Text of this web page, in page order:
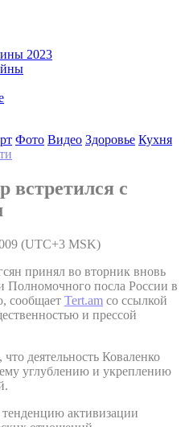
2023
Фото Видео Здоровье Кухня
встретился с
(UTC+3 MSK)
принял во вторник вновь
Полномочного посла России в
сообщает Tert.am со ссылкой
и прессой
деятельность Коваленко
углублению и укреплению
тенденцию активизации